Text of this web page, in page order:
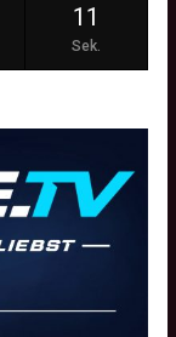
10
Sek.